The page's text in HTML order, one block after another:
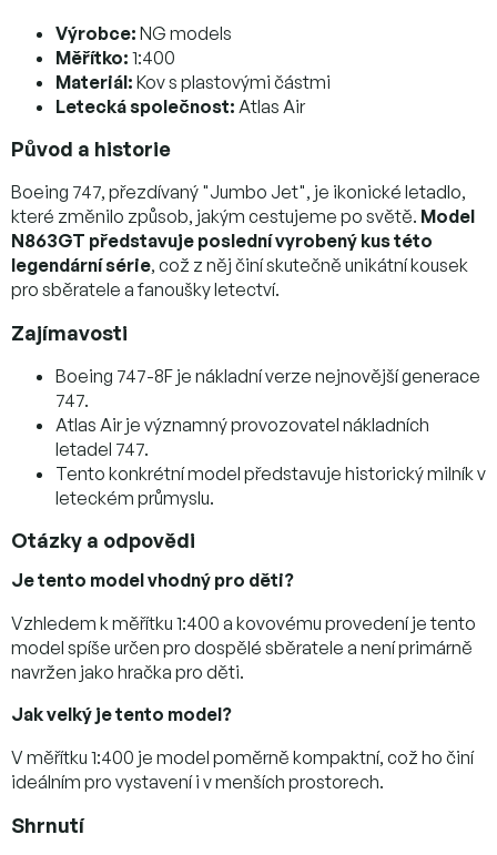
Výrobce: NG models
Měřítko: 1:400
Materiál: Kov s plastovými částmi
Letecká společnost: Atlas Air
Původ a historie
Boeing 747, přezdívaný "Jumbo Jet", je ikonické letadlo,
které změnilo způsob, jakým cestujeme po světě. Model
N863GT představuje poslední vyrobený kus této
legendární série, což z něj činí skutečně unikátní kousek
pro sběratele a fanoušky letectví.
Zajímavosti
Boeing 747-8F je nákladní verze nejnovější generace
747.
Atlas Air je významný provozovatel nákladních
letadel 747.
Tento konkrétní model představuje historický milník v
leteckém průmyslu.
Otázky a odpovědi
Je tento model vhodný pro děti?
Vzhledem k měřítku 1:400 a kovovému provedení je tento
model spíše určen pro dospělé sběratele a není primárně
navržen jako hračka pro děti.
Jak velký je tento model?
V měřítku 1:400 je model poměrně kompaktní, což ho činí
ideálním pro vystavení i v menších prostorech.
Shrnutí